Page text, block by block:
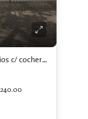
Casa en venta de 3 dormitorios c/ cochera en La Plata
240.00